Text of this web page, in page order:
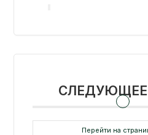
Перейти на